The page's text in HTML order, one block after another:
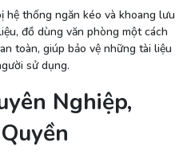
hệ thống ngăn kéo và khoang lưu
đồ dùng văn phòng một cách
toàn, giúp bảo vệ những tài liệu
sử dụng.
Nghiệp,